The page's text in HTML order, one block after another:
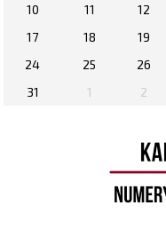
10
11 12
17
18 19
24
25 26
31
1 2